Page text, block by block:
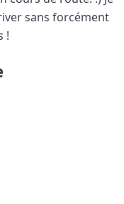
sans forcément
!